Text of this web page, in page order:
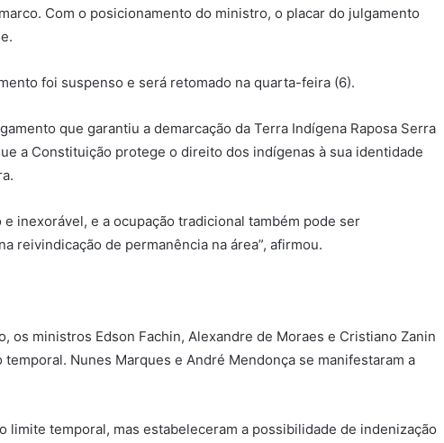
Com o posicionamento do ministro, o placar do julgamento
foi suspenso e será retomado na quarta-feira (6).
que garantiu a demarcação da Terra Indígena Raposa Serra
a Constituição protege o direito dos indígenas à sua identidade
inexorável, e a ocupação tradicional também pode ser
reivindicação de permanência na área”, afirmou.
os ministros Edson Fachin, Alexandre de Moraes e Cristiano Zanin
Nunes Marques e André Mendonça se manifestaram a
limite temporal, mas estabeleceram a possibilidade de indenização